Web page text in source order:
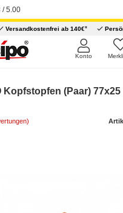
/ 5.00
Versandkostenfrei ab 140€*
Konto
Kopfstopfen (Paar) 77x25